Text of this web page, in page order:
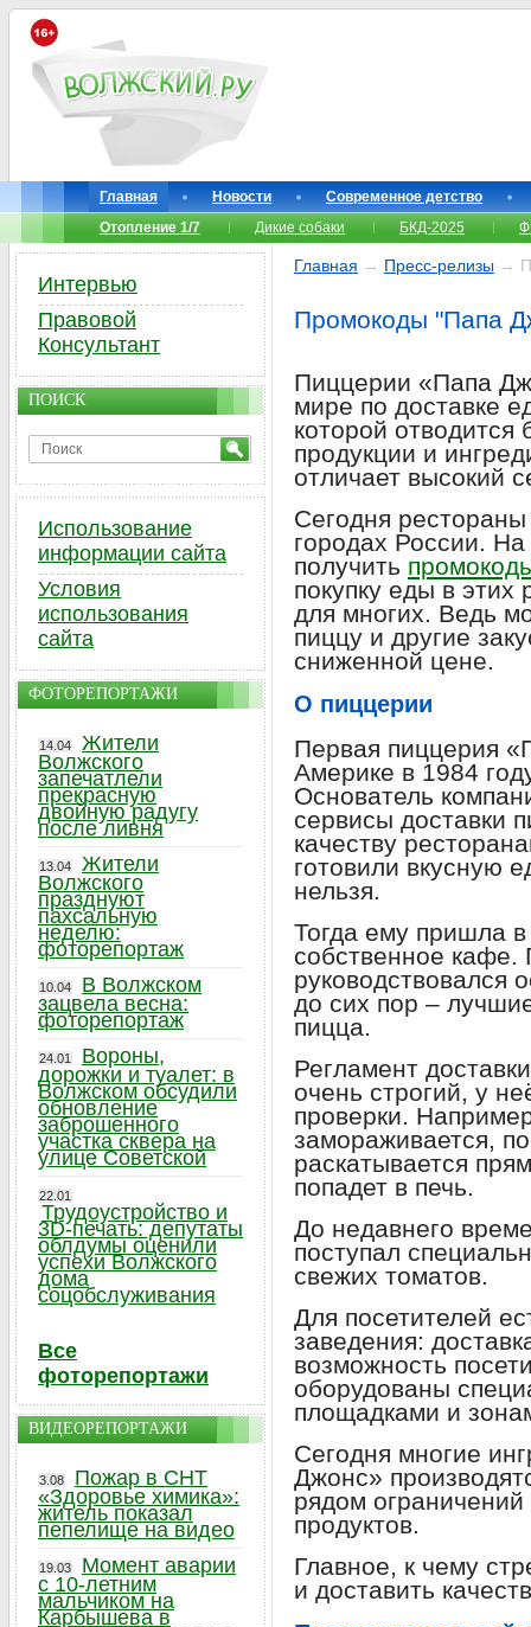
Главная Новости
Современное детство
Отопление 1/7
Дикие собаки БКД-2025
Главная → Пресс-релизы →
Промокоды "Папа
Пиццерии «Папа
мире по доставке
которой отводится
продукции и
отличает высокий
Сегодня
городах России.
получить
покупку еды в этих
для многих. Ведь
пиццу и другие
сниженной цене.
О пиццерии
Первая пиццерия
Америке в 1984
Основатель
сервисы доставки
качеству
готовили вкусную
нельзя.
Тогда ему пришла в
собственное кафе.
руководствовался
до сих пор –
пицца.
Регламент
очень строгий, у
проверки.
замораживается,
раскатывается
попадет в печь.
До недавнего
поступал
свежих томатов.
Для посетителей
заведения:
возможность
оборудованы
площадками и
Сегодня многие
Джонс»
рядом
продуктов.
Главное, к чему
и доставить
Интервью
Правовой
Консультант
ПОИСК
Использование
информации сайта
Условия
использования
сайта
ФОТОРЕПОРТАЖИ
14.04
Жители
Волжского
запечатлели
прекрасную
двойную радугу
после ливня
13.04
Жители
Волжского
празднуют
пахсальную
неделю:
фоторепортаж
10.04
В Волжском
зацвела весна:
фоторепортаж
24.01
Вороны,
дорожки и туалет: в
Волжском обсудили
обновление
заброшенного
участка сквера на
улице Советской
22.01
Трудоустройство и
3D-печать: депутаты
облдумы оценили
успехи Волжского
дома
соцобслуживания
Все
фоторепортажи
ВИДЕОРЕПОРТАЖИ
3.08
Пожар в СНТ
«Здоровье химика»:
житель показал
пепелище на видео
19.03
Момент аварии
с 10-летним
мальчиком на
Карбышева в